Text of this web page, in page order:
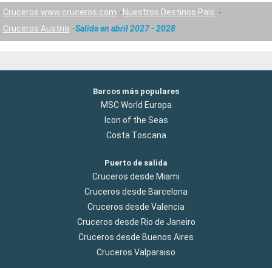
Cruceros www.cruceros.com
Nuestros Destinos País
Cruceros Austria
Salida en abril 2027 - 2028
Barcos más populares
MSC World Europa
Icon of the Seas
Costa Toscana
Puerto de salida
Cruceros desde Miami
Cruceros desde Barcelona
Cruceros desde Valencia
Cruceros desde Rio de Janeiro
Cruceros desde Buenos Aires
Cruceros Valparaiso